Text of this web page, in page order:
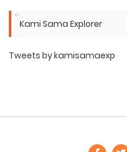
Kami Sama Explorer
Tweets by kamisamaexp